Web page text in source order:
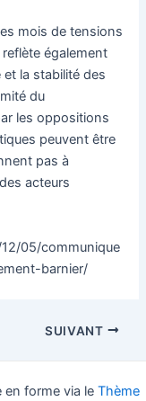
mois de tensions
également
et la stabilité des
du
les oppositions
peuvent être
pas à
acteurs
05/communique
barnier/
SUIVANT
en forme via le Thème